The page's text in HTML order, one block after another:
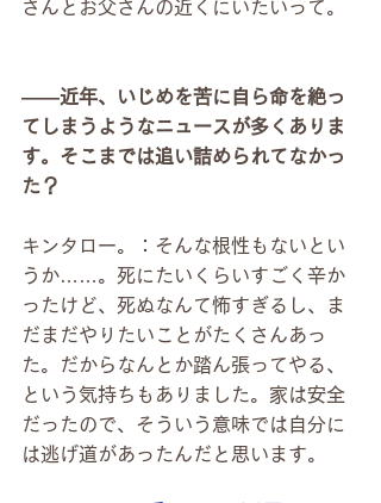
さんとお父さんの近くにいたいって。
――近年、いじめを苦に自ら命を絶っ
てしまうようなニュースが多くありま
す。そこまでは追い詰められてなかっ
た？
キンタロー。：そんな根性もないとい
うか……。死にたいくらいすごく辛か
ったけど、死ぬなんて怖すぎるし、ま
だまだやりたいことがたくさんあっ
た。だからなんとか踏ん張ってやる、
という気持ちもありました。家は安全
だったので、そういう意味では自分に
は逃げ道があったんだと思います。